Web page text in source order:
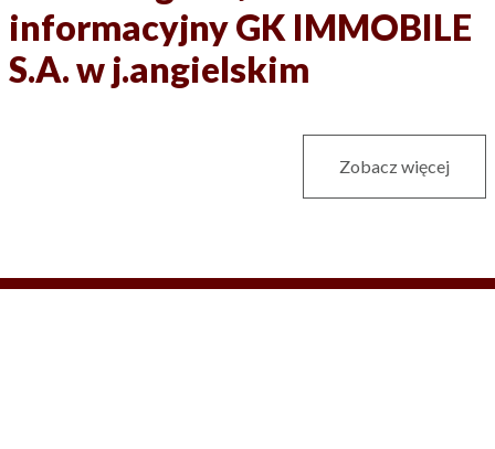
informacyjny GK IMMOBILE
S.A. w j.angielskim
Zobacz więcej